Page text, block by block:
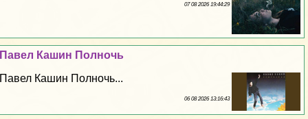
07 08 2026 19:44:29
Павел Кашин Полночь
Павел Кашин Полночь...
06 08 2026 13:16:43